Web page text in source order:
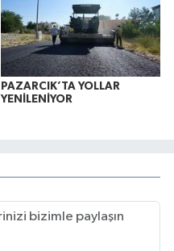
PAZARCIK’TA YOLLAR
YENİLENİYOR